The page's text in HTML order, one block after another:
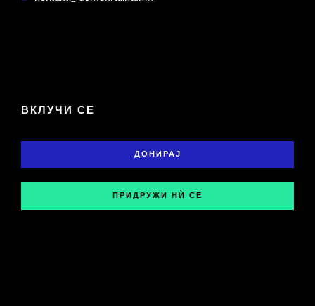
ВКЛУЧИ СЕ
ДОНИРАЈ
ПРИДРУЖИ НЍ СЕ